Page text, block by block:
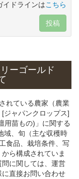
イドラインはこちら
投稿
リーゴールド
れている農家（農業
ジャパンクロップス]
用苗もの)」に関する
域、旬（主な収穫時
食品、栽培条件、写
ら構成されていま
に関しては、運営
直接お問い合わせ